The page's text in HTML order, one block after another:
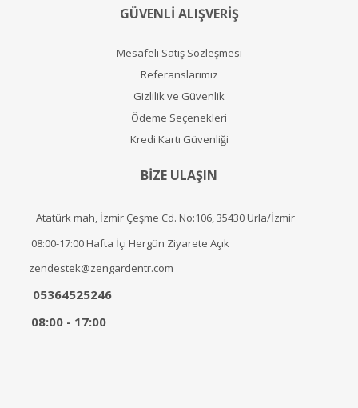
GÜVENLİ ALIŞVERİŞ
Mesafeli Satış Sözleşmesi
Referanslarımız
Gizlilik ve Güvenlik
Ödeme Seçenekleri
Kredi Kartı Güvenliği
BİZE ULAŞIN
Atatürk mah, İzmir Çeşme Cd. No:106, 35430 Urla/İzmir
08:00-17:00 Hafta İçi Hergün Ziyarete Açık
zendestek@zengardentr.com
05364525246
08:00 - 17:00